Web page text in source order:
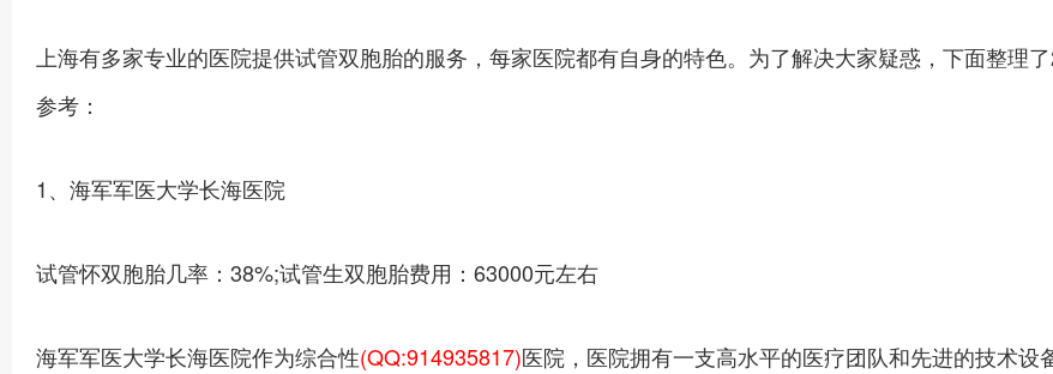
上海有多家专业的医院提供试管双胞胎的服务，每家医院都有自身的特色。为了解决大家疑惑，下面整理
参考：
1、海军军医大学长海医院
试管怀双胞胎几率：38%;试管生双胞胎费用：63000元左右
海军军医大学长海医院作为综合性(QQ:914935817)医院，医院拥有一支高水平的医疗团队和先进的技术设